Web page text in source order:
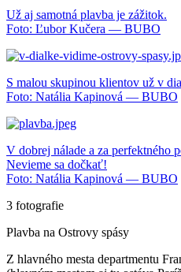
Už aj samotná plavba je zážitok.
Foto: Ľubor Kučera — BUBO
S malou skupinou klientov už v
Foto: Natália Kapinová — BUBO
V dobrej nálade a za perfektného
Nevieme sa dočkať!
Foto: Natália Kapinová — BUBO
3 fotografie
Plavba na Ostrovy spásy
Z hlavného mesta departmentu